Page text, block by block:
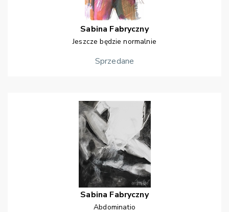
Sabina Fabryczny
Jeszcze będzie normalnie
Sprzedane
Sabina Fabryczny
Abdominatio